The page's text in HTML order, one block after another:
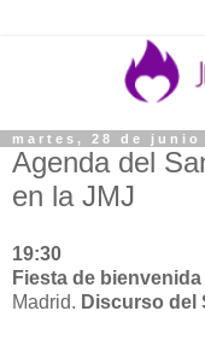
martes, 28 de junio
Agenda del
en la JMJ
19:30
Fiesta de
Madrid. Discurso del